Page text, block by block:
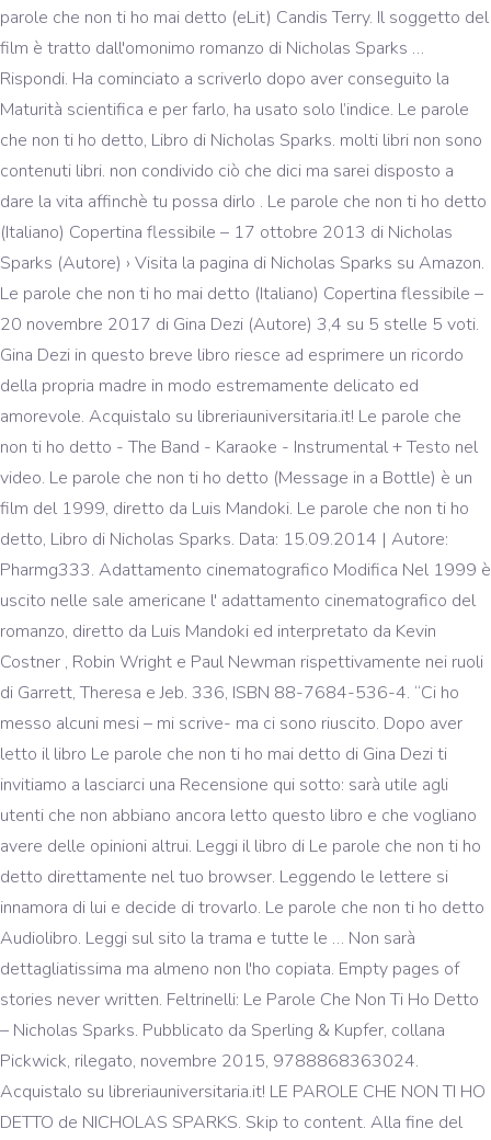
parole che non ti ho mai detto (eLit) Candis Terry. Il soggetto del
film è tratto dall'omonimo romanzo di Nicholas Sparks …
Rispondi. Ha cominciato a scriverlo dopo aver conseguito la
Maturità scientifica e per farlo, ha usato solo l’indice. Le parole
che non ti ho detto, Libro di Nicholas Sparks. molti libri non sono
contenuti libri. non condivido ciò che dici ma sarei disposto a
dare la vita affinchè tu possa dirlo . Le parole che non ti ho detto
(Italiano) Copertina flessibile – 17 ottobre 2013 di Nicholas
Sparks (Autore) › Visita la pagina di Nicholas Sparks su Amazon.
Le parole che non ti ho mai detto (Italiano) Copertina flessibile –
20 novembre 2017 di Gina Dezi (Autore) 3,4 su 5 stelle 5 voti.
Gina Dezi in questo breve libro riesce ad esprimere un ricordo
della propria madre in modo estremamente delicato ed
amorevole. Acquistalo su libreriauniversitaria.it! Le parole che
non ti ho detto - The Band - Karaoke - Instrumental + Testo nel
video. Le parole che non ti ho detto (Message in a Bottle) è un
film del 1999, diretto da Luis Mandoki. Le parole che non ti ho
detto, Libro di Nicholas Sparks. Data: 15.09.2014 | Autore:
Pharmg333. Adattamento cinematografico Modifica Nel 1999 è
uscito nelle sale americane l' adattamento cinematografico del
romanzo, diretto da Luis Mandoki ed interpretato da Kevin
Costner , Robin Wright e Paul Newman rispettivamente nei ruoli
di Garrett, Theresa e Jeb. 336, ISBN 88-7684-536-4. “Ci ho
messo alcuni mesi – mi scrive- ma ci sono riuscito. Dopo aver
letto il libro Le parole che non ti ho mai detto di Gina Dezi ti
invitiamo a lasciarci una Recensione qui sotto: sarà utile agli
utenti che non abbiano ancora letto questo libro e che vogliano
avere delle opinioni altrui. Leggi il libro di Le parole che non ti ho
detto direttamente nel tuo browser. Leggendo le lettere si
innamora di lui e decide di trovarlo. Le parole che non ti ho detto
Audiolibro. Leggi sul sito la trama e tutte le … Non sarà
dettagliatissima ma almeno non l'ho copiata. Empty pages of
stories never written. Feltrinelli: Le Parole Che Non Ti Ho Detto
– Nicholas Sparks. Pubblicato da Sperling & Kupfer, collana
Pickwick, rilegato, novembre 2015, 9788868363024.
Acquistalo su libreriauniversitaria.it! LE PAROLE CHE NON TI HO
DETTO de NICHOLAS SPARKS. Skip to content. Alla fine del